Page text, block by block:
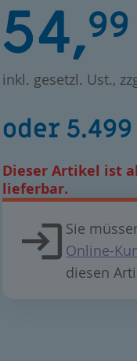
54,99
inkl. gesetzl. Ust.,
oder
Dieser Artikel ist
lieferbar.
Sie
Online-
diesen